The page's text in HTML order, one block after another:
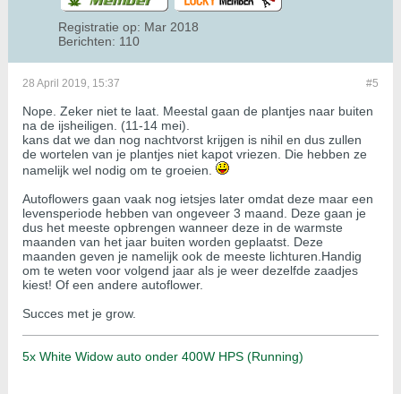
Registratie op: Mar 2018
Berichten: 110
#5
28 April 2019, 15:37
Nope. Zeker niet te laat. Meestal gaan de plantjes naar buiten
na de ijsheiligen. (11-14 mei).
kans dat we dan nog nachtvorst krijgen is nihil en dus zullen
de wortelen van je plantjes niet kapot vriezen. Die hebben ze
namelijk wel nodig om te groeien.
​​​​​​Autoflowers gaan vaak nog ietsjes later omdat deze maar een
levensperiode hebben van ongeveer 3 maand. Deze gaan je
dus het meeste opbrengen wanneer deze in de warmste
maanden van het jaar buiten worden geplaatst. Deze
maanden geven je namelijk ook de meeste lichturen.Handig
om te weten voor volgend jaar als je weer dezelfde zaadjes
kiest! Of een andere autoflower.
Succes met je grow.
5x White Widow auto onder 400W HPS (Running)